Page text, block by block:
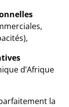
d’Afrique
la